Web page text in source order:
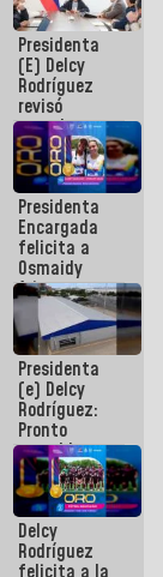
Venezuela
en Juegos
Centroamericanos
y del Caribe
2026
Presidenta
(E) Delcy
Rodríguez
revisó
agenda
económica y
ejecución de
fondos de
emergencia
post-sismos
Presidenta
Encargada
felicita a
Osmaidy
Arias y
Giraly
Marcano por
hacer
historia en
los
Centroamericanos
Presidenta
(e) Delcy
Rodríguez:
Pronto
restableceremos
las
operaciones
en el
Aeropuerto
Internacional
Delcy
Rodríguez